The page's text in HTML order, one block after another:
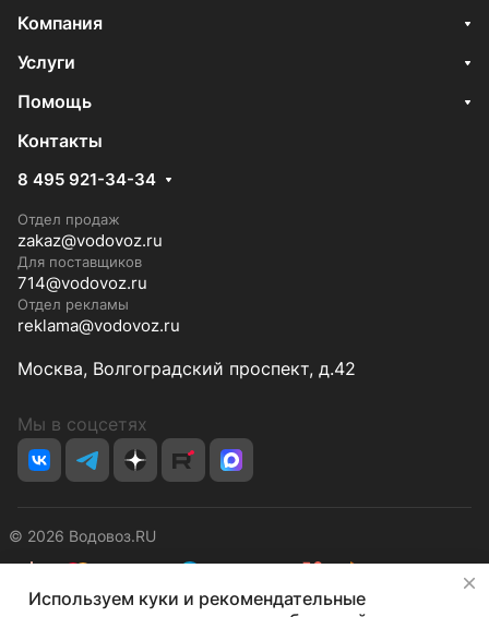
Компания
Услуги
Помощь
Контакты
8 495 921-34-34
Отдел продаж
zakaz@vodovoz.ru
Для поставщиков
714@vodovoz.ru
Отдел рекламы
reklama@vodovoz.ru
Москва, Волгоградский проспект, д.42
Мы в соцсетях
© 2026 Водовоз.RU
КонфиденциальностьОферта
Используем куки и рекомендательные